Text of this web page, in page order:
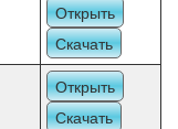
Открыть
Скачать
Открыть
Скачать